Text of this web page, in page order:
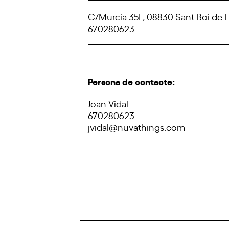
C/Murcia 35F, 08830 Sant Boi de
670280623
Persona de contacte:
Joan Vidal
670280623
jvidal@nuvathings.com